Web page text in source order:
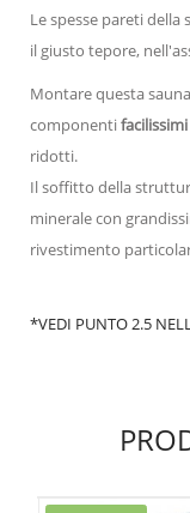
Le spesse pareti
il giusto tepore,
Montare questa
componenti
ridotti.
Il soffitto della
minerale con
rivestimento
*VEDI PUNTO 2.5